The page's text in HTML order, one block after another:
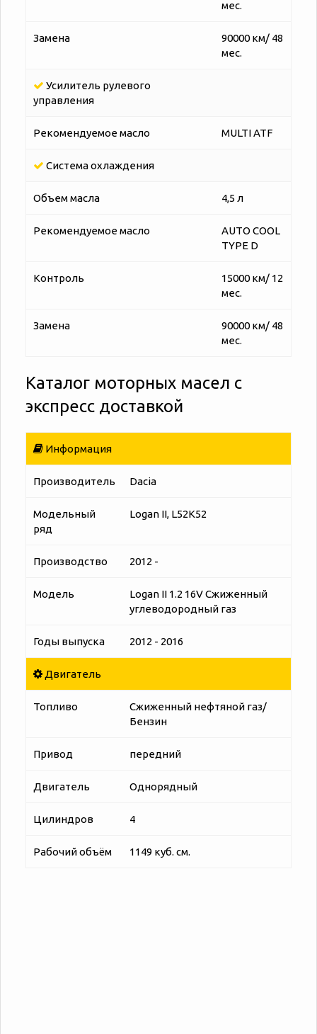
мес.
Замена
90000 км/ 48
мес.
Усилитель рулевого
управления
Рекомендуемое масло MULTI ATF
Система охлаждения
Объем масла 4,5 л
Рекомендуемое масло
AUTO COOL
TYPE D
Контроль
15000 км/ 12
мес.
Замена
90000 км/ 48
мес.
Каталог моторных масел с
экспресс доставкой
Информация
Производитель Dacia
Модельный
ряд
Logan II, L52K52
Производство 2012 -
Модель
Logan II 1.2 16V Сжиженный
углеводородный газ
Годы выпуска 2012 - 2016
Двигатель
Топливо
Сжиженный нефтяной газ/
Бензин
Привод передний
Двигатель Однорядный
Цилиндров 4
Рабочий объём 1149 куб. см.